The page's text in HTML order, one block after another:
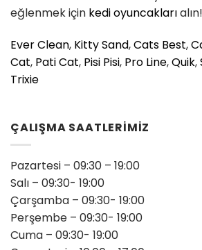
eğlenmek için kedi oyuncaklarıalın!
Ever Clean, Kitty Sand,Cats Best,
Cat, Pati Cat, Pisi Pisi, Pro Line,Quik,
Trixie
ÇALIŞMA SAATLERİMİZ
Pazartesi – 09:30 – 19:00
Salı – 09:30- 19:00
Çarşamba – 09:30- 19:00
Perşembe – 09:30- 19:00
Cuma – 09:30- 19:00